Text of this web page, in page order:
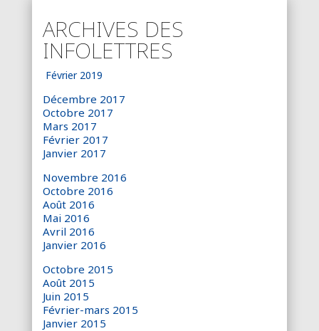
ARCHIVES DES
INFOLETTRES
Février 2019
Décembre 2017
Octobre 2017
Mars 2017
Février 2017
Janvier 2017
Novembre 2016
Octobre 2016
Août 2016
Mai 2016
Avril 2016
Janvier 2016
Octobre 2015
Août 2015
Juin 2015
Février-mars 2015
Janvier 2015